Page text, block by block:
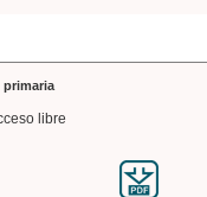
primaria
libre